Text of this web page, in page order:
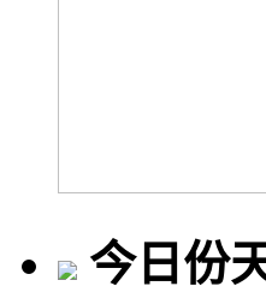
今日份